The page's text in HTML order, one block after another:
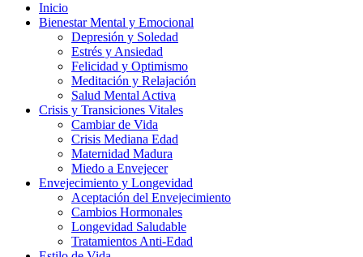
Inicio
Bienestar Mental y Emocional
Depresión y Soledad
Estrés y Ansiedad
Felicidad y Optimismo
Meditación y Relajación
Salud Mental Activa
Crisis y Transiciones Vitales
Cambiar de Vida
Crisis Mediana Edad
Maternidad Madura
Miedo a Envejecer
Envejecimiento y Longevidad
Aceptación del Envejecimiento
Cambios Hormonales
Longevidad Saludable
Tratamientos Anti-Edad